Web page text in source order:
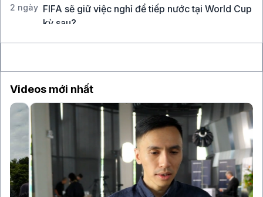
2 ngày FIFA sẽ giữ việc nghỉ để tiếp nước tại World Cup
kỳ sau?
Videos mới nhất